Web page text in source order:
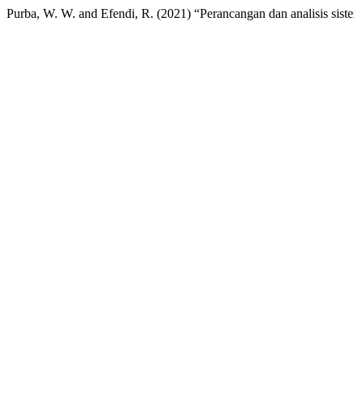
Purba, W. W. and Efendi, R. (2021) “Perancangan dan analisis